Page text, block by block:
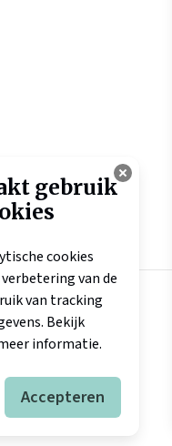
gebruik
cookies
van de
van tracking
Bekijk
informatie.
Accepteren